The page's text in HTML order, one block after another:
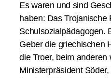
Es waren und sind
haben: Das Trojanische
Schulsozialpädagogen.
Geber die griechischen
die Troer, beim anderen
Ministerpräsident